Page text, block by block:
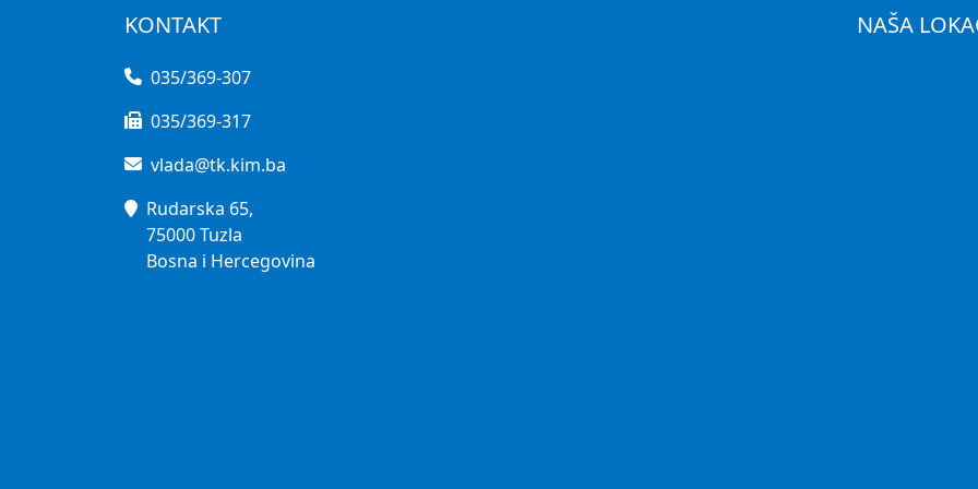
KONTAKT
035/369-307
035/369-317
vlada@tk.kim.ba
Rudarska 65,
75000 Tuzla
Bosna i Hercegovina
NAŠA